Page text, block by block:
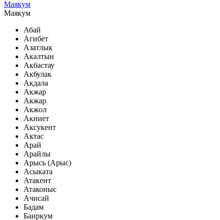
Маякум
Маякум
Абай
Агибет
Азатлык
Акалтын
Акбастау
Акбулак
Акдала
Акжар
Акжар
Акжол
Акниет
Аксукент
Актас
Арай
Арайлы
Арысь (Арыс)
Асыката
Атакент
Атаконыс
Ачисай
Бадам
Баиркум